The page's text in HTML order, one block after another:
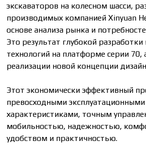
экскаваторов на колесном шасси,
производимых компанией Хinyuаn
основе анализа рынка и
Это результат глубокой
технологий на платформе серии 70,
реализации новой концепции
Этот экономически эффективный
превосходными эксплуатационными
характеристиками, точным
мобильностью, надежностью,
удобством и практичностью.